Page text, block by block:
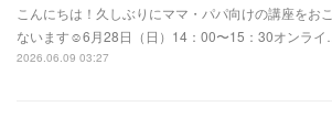
こんにちは！久しぶりにママ・パパ向けの講座をおこ
ないます☺️6月28日（日）14：00〜15：30オンライ…
2026.06.09 03:27